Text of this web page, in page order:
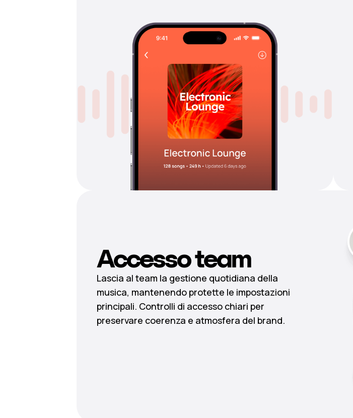
Accesso team
Lascia al team la gestione quotidiana della
musica, mantenendo protette le impostazioni
principali. Controlli di accesso chiari per
preservare coerenza e atmosfera del brand.